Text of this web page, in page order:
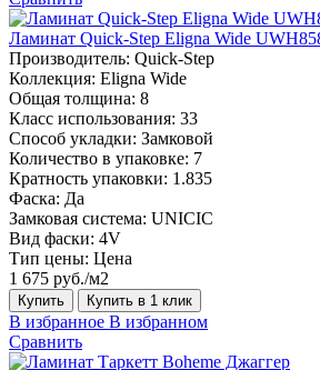
Ламинат Quick-Step Eligna Wide
Производитель: Quick-Step
Коллекция: Eligna Wide
Общая толщина: 8
Класс использования: 33
Способ укладки: Замковой
Количество в упаковке: 7
Кратность упаковки: 1.835
Фаска: Да
Замковая система: UNICIC
Вид фаски: 4V
Тип цены: Цена
1 675 руб./м2
Купить Купить в 1 клик
В избранное В избранном
Сравнить